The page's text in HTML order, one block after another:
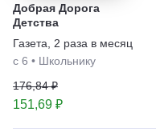
Добрая Дорога
Детства
Газета
2 раза в месяц
с 6 • Школьнику
176,84 ₽
151,69 ₽